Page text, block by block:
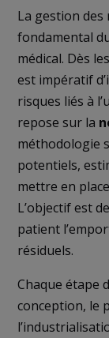
La gestion
fondamental
médical. Dès
est impératif
risques liés à
repose sur la
méthodologie
potentiels,
mettre en
L’objectif est
patient
résiduels.
Chaque étape
conception, le